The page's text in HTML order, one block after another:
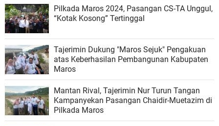
Pilkada Maros 2024, Pasangan CS-TA Unggul,
“Kotak Kosong” Tertinggal
Tajerimin Dukung "Maros Sejuk" Pengakuan
atas Keberhasilan Pembangunan Kabupaten
Maros
Mantan Rival, Tajerimin Nur Turun Tangan
Kampanyekan Pasangan Chaidir-Muetazim di
Pilkada Maros